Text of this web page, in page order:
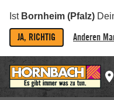
Ist Bornheim (Pfalz)
JA, RICHTIG Anderen